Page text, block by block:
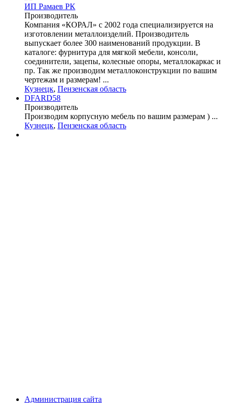
ИП Рамаев РК
Производитель
Компания «КОРАЛ» с 2002 года специализируется на
изготовлении металлоизделий. Производитель
выпускает более 300 наименований продукции. В
каталоге: фурнитура для мягкой мебели, консоли,
соединители, зацепы, колесные опоры, металлокаркас и
пр. Так же производим металлоконструкции по вашим
чертежам и размерам! ...
Кузнецк, Пензенская область
DFARD58
Производитель
Производим корпусную мебель по вашим размерам ) ...
Кузнецк, Пензенская область
Администрация сайта